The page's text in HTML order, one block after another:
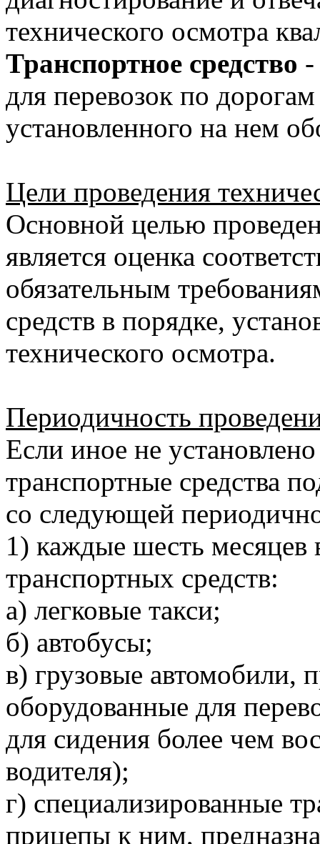
технического осмотра
Транспортное средство -
для перевозок по
установленного на нем
Цели проведения
Основной целью
является оценка
обязательным
средств в порядке,
технического осмотра.
Периодичность
Если иное не
транспортные средства
со следующей
1) каждые шесть
транспортных средств:
а) легковые такси;
б) автобусы;
в) грузовые автомобили,
оборудованные для
для сидения более чем
водителя);
г) специализированные
прицепы к ним,